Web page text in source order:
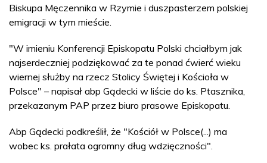
Biskupa Męczennika w Rzymie i duszpasterzem polskiej
emigracji w tym mieście.
"W imieniu Konferencji Episkopatu Polski chciałbym jak
najserdeczniej podziękować za te ponad ćwierć wieku
wiernej służby na rzecz Stolicy Świętej i Kościoła w
Polsce" – napisał abp Gądecki w liście do ks. Ptasznika,
przekazanym PAP przez biuro prasowe Episkopatu.
Abp Gądecki podkreślił, że "Kościół w Polsce(...) ma
wobec ks. prałata ogromny dług wdzięczności".